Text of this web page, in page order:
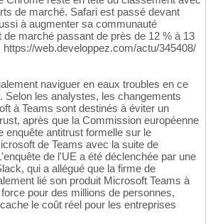
de marché. Safari est passé devant
à augmenter sa communauté
de marché passant de près de 12 % à 13
https://web.developpez.com/actu/345408/
naviguer en eaux troubles en ce
Selon les analystes, les changements
à Teams sont destinés à éviter un
après que la Commission européenne
enquête antitrust formelle sur le
de Teams avec la suite de
de l'UE a été déclenchée par une
qui a allégué que la firme de
lié son produit Microsoft Teams à
pour des millions de personnes,
le coût réel pour les entreprises